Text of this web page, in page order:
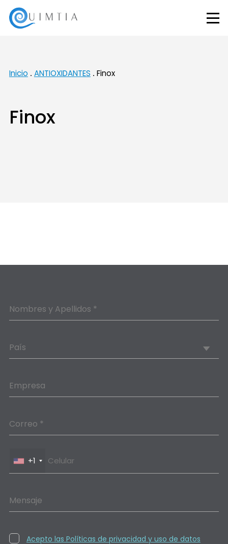
Inicio ANTIOXIDANTES Finox
Finox
Nombres y Apellidos *
País
Empresa
Correo *
+1
Mensaje
Acepto las Políticas de privacidad y uso de datos